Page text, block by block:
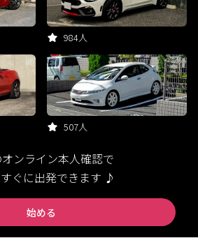
984人
507人
ンライン本人確認で
ぐに出発できます ♪
始める